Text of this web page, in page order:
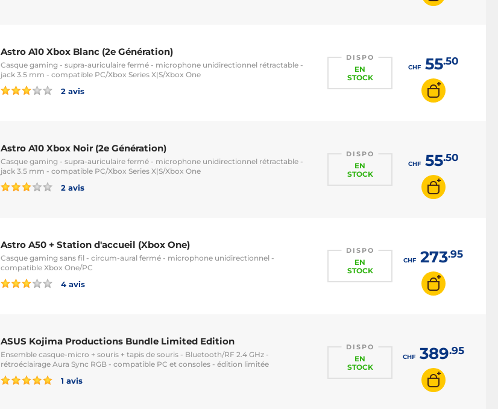
Astro A10 Xbox Blanc (2e Génération)
Casque gaming - supra-auriculaire fermé - microphone unidirectionnel rétractable -
jack 3.5 mm - compatible PC/Xbox Series X|S/Xbox One
2 avis
DISPO
EN
STOCK
CHF55.50
Astro A10 Xbox Noir (2e Génération)
Casque gaming - supra-auriculaire fermé - microphone unidirectionnel rétractable -
jack 3.5 mm - compatible PC/Xbox Series X|S/Xbox One
2 avis
DISPO
EN
STOCK
CHF55.50
Astro A50 + Station d'accueil (Xbox One)
Casque gaming sans fil - circum-aural fermé - microphone unidirectionnel -
compatible Xbox One/PC
4 avis
DISPO
EN
STOCK
CHF273.95
ASUS Kojima Productions Bundle Limited Edition
Ensemble casque-micro + souris + tapis de souris - Bluetooth/RF 2.4 GHz -
rétroéclairage Aura Sync RGB - compatible PC et consoles - édition limitée
1 avis
DISPO
EN
STOCK
CHF389.95